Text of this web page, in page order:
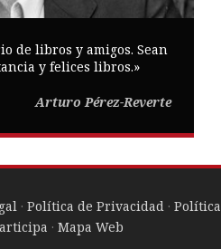
de libros y amigos. Sean
y felices libros.»
Arturo Pérez-Reverte
· Política de Privacidad · Política
· Mapa Web